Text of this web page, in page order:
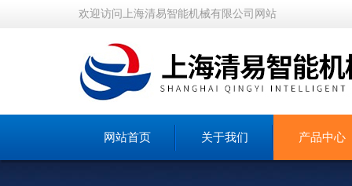
欢迎访问上海清易智能机械有限公司网站
网站首页 关于我们 产品中心